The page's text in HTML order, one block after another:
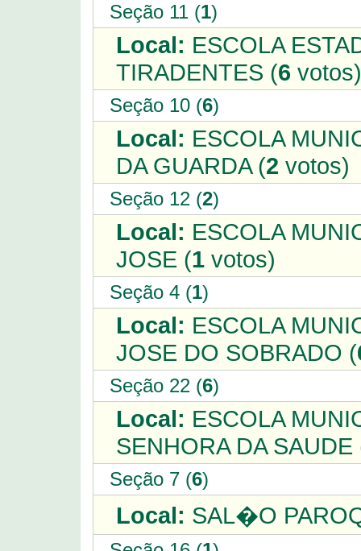
Seção 11 (1)
Local: ESCOLA
TIRADENTES (6 votos)
Seção 10 (6)
Local: ESCOLA
DA GUARDA (2 votos)
Seção 12 (2)
Local: ESCOLA
JOSE (1 votos)
Seção 4 (1)
Local: ESCOLA
JOSE DO SOBRADO (
Seção 22 (6)
Local: ESCOLA
SENHORA DA SAUDE
Seção 7 (6)
Local: SAL�O